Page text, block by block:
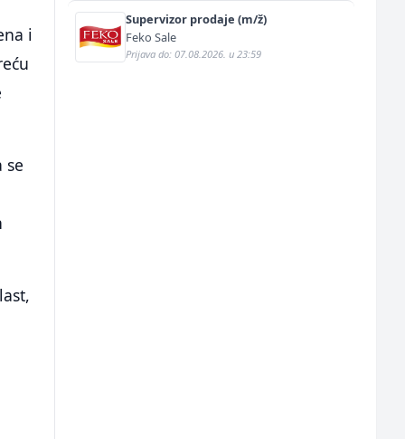
i
se
Supervizor prodaje (m/ž)
Feko Sale
Prijava do: 07.08.2026. u 23:59